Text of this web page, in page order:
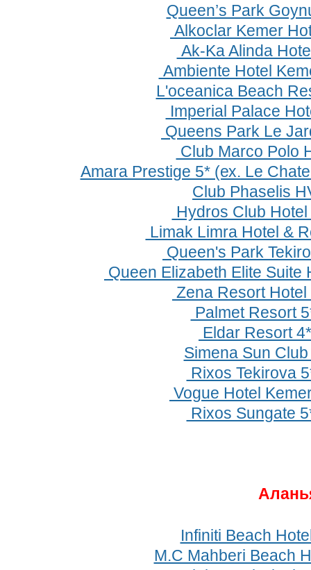
Queen’s Park
Alkoclar Kemer
Ak-Ka Alinda
Ambiente Hotel
L'oceanica Beach
Imperial Palace
Queens Park Le
Club Marco Polo
Amara Prestige 5* (ех. Le
Club Phaselis
Hydros Club Hotel
Limak Limra Hotel &
Queen's Park
Queen Elizabeth Elite Suite
Zena Resort Hotel
Palmet Resort
Eldar Resort 4*
Simena Sun
Rixos Tekirova
Vogue Hotel
Rixos Sungate
Infiniti Beach
M.C Mahberi Beach